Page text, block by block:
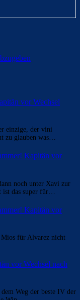
vor Wechsel
einzige, der vini
zu glauben was…
Kapitän vor
noch unter Xavi zur
das super für…
Kapitän vor
Mios für Alvarez nicht
vor Wechsel nach
Weg der beste IV der